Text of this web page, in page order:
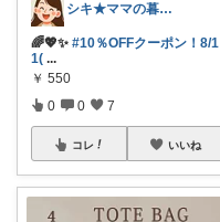
シキ★ママの暮らし、キッズ
🌈💖✨ #10％OFFクーポン！8/1
1( ...
￥ 550
0 0 7
コレ いいね